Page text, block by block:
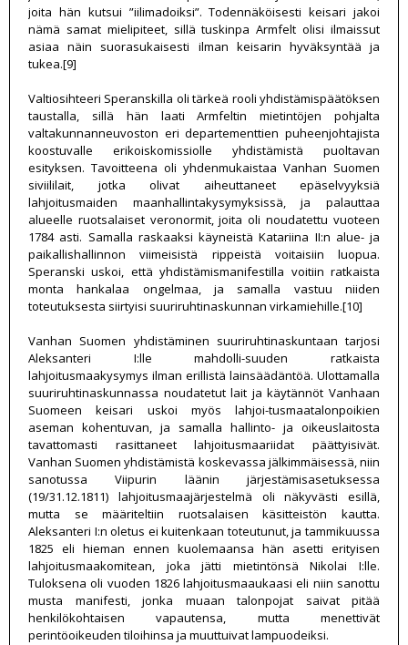
joita hän kutsui ”iilimadoiksi”. Todennäköisesti keisari jakoi
nämä samat mielipiteet, sillä tuskinpa Armfelt olisi ilmaissut
asiaa näin suorasukaisesti ilman keisarin hyväksyntää ja
tukea.[9]
Valtiosihteeri Speranskilla oli tärkeä rooli yhdistämispäätöksen
taustalla, sillä hän laati Armfeltin mietintöjen pohjalta
valtakunnanneuvoston eri departementtien puheenjohtajista
koostuvalle erikoiskomissiolle yhdistämistä puoltavan
esityksen. Tavoitteena oli yhdenmukaistaa Vanhan Suomen
siviililait, jotka olivat aiheuttaneet epäselvyyksiä
lahjoitusmaiden maanhallintakysymyksissä, ja palauttaa
alueelle ruotsalaiset veronormit, joita oli noudatettu vuoteen
1784 asti. Samalla raskaaksi käyneistä Katariina II:n alue- ja
paikallishallinnon viimeisistä rippeistä voitaisiin luopua.
Speranski uskoi, että yhdistämismanifestilla voitiin ratkaista
monta hankalaa ongelmaa, ja samalla vastuu niiden
toteutuksesta siirtyisi suuriruhtinaskunnan virkamiehille.[10]
Vanhan Suomen yhdistäminen suuriruhtinaskuntaan tarjosi
Aleksanteri I:lle mahdolli-suuden ratkaista
lahjoitusmaakysymys ilman erillistä lainsäädäntöä. Ulottamalla
suuriruhtinaskunnassa noudatetut lait ja käytännöt Vanhaan
Suomeen keisari uskoi myös lahjoi-tusmaatalonpoikien
aseman kohentuvan, ja samalla hallinto- ja oikeuslaitosta
tavattomasti rasittaneet lahjoitusmaariidat päättyisivät.
Vanhan Suomen yhdistämistä koskevassa jälkimmäisessä, niin
sanotussa Viipurin läänin järjestämisasetuksessa
(19/31.12.1811) lahjoitusmaajärjestelmä oli näkyvästi esillä,
mutta se määriteltiin ruotsalaisen käsitteistön kautta.
Aleksanteri I:n oletus ei kuitenkaan toteutunut, ja tammikuussa
1825 eli hieman ennen kuolemaansa hän asetti erityisen
lahjoitusmaakomitean, joka jätti mietintönsä Nikolai I:lle.
Tuloksena oli vuoden 1826 lahjoitusmaaukaasi eli niin sanottu
musta manifesti, jonka muaan talonpojat saivat pitää
henkilökohtaisen vapautensa, mutta menettivät
perintöoikeuden tiloihinsa ja muuttuivat lampuodeiksi.